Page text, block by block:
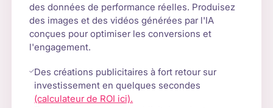
des données de performance réelles. Produisez
des images et des vidéos générées par l'IA
conçues pour optimiser les conversions et
l'engagement.
Des créations publicitaires à fort retour sur
investissement en quelques secondes
(calculateur de ROI ici).